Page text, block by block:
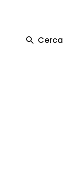
Cerca